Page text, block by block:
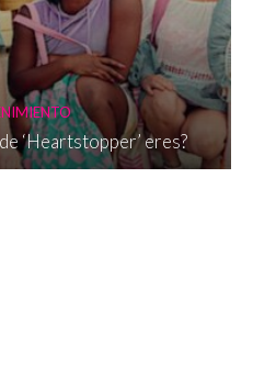
‘Heartstopper’ eres?